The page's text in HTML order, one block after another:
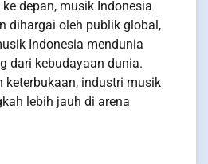
depan, musik Indonesia
dihargai oleh publik global,
Indonesia mendunia
dari kebudayaan dunia.
keterbukaan, industri musik
lebih jauh di arena